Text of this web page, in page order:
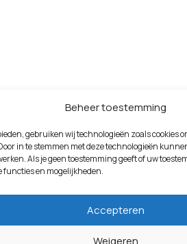
Beheer toestemming
gebruiken wij technologieën zoals cookies
in te stemmen met deze technologieën
Als je geen toestemming geeft of uw
functies en mogelijkheden.
Accepteren
Weigeren